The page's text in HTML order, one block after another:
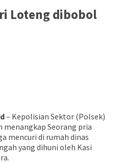
Loteng dibobol
– Kepolisian Sektor (Polsek)
menangkap Seorang pria
mencuri di rumah dinas
yang dihuni oleh Kasi